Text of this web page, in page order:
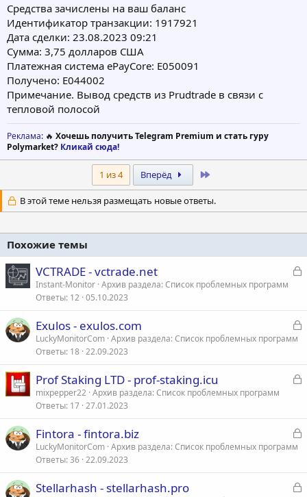
Средства зачислены на ваш баланс
Идентификатор транзакции: 1917921
Дата сделки: 23.08.2023 09:21
Сумма: 3,75 долларов США
Платежная система ePayCore: E050091
Получено: E044002
Примечание. Вывод средств из Prudtrade в связи с
тепловой полосой
Реклама: 🔥 Хочешь получить Telegram Premium и стать гуру
Polymarket? Кликай сюда!
1 из 4 Вперёд
В этой теме нельзя размещать новые ответы.
Похожие темы
З
VCTRADE - vctrade.net
Instant-Monitor Архив раздела: Список проблемных программ
Ответы 12 05.10.2023
З
Exulos - exulos.com
LuckyMonitorCom Архив раздела: Список проблемных программ
Ответы 18 22.09.2023
З
Prof Staking LTD - prof-staking.icu
mixpepper22 Архив раздела: Список проблемных программ
Ответы 17 27.01.2023
З
Fintora - fintora.biz
LuckyMonitorCom Архив раздела: Список проблемных программ
Ответы 36 22.09.2023
З
Stellarhash - stellarhash.pro